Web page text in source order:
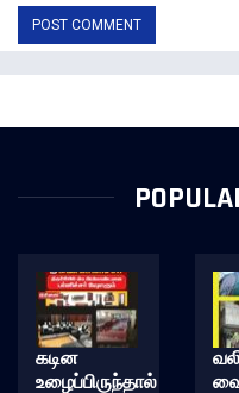
கடின
உழைப்பிருந்தால்